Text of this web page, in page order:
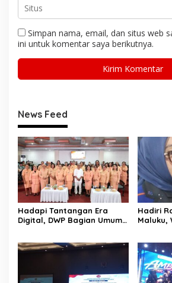
Simpan nama, email, dan situs web
ini untuk komentar saya berikutnya.
News Feed
Hadapi Tantangan Era
Digital, DWP Bagian Umum
Pola Asuh Holistik
Hadiri
Maluku,